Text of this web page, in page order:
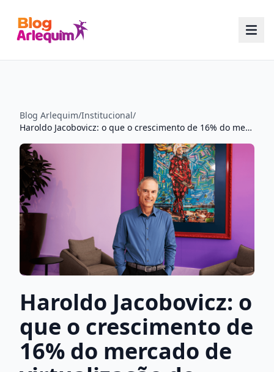
Blog Arlequim/Institucional/
Haroldo Jacobovicz: o que o crescimento de 16% do mercado de virtualização de desktops significa para hardwares antigos no Brasil
Haroldo Jacobovicz: o
que o crescimento de
16% do mercado de